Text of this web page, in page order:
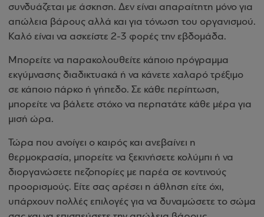
συνδυάζεται με άσκηση. Δεν είναι απαραίτητη μόνο για
απώλεια βάρους αλλά και για τόνωση του οργανισμού.
Καλό είναι να ασκείστε 2-3 φορές την εβδομάδα.
Μπορείτε να παρακολουθείτε κάποιο πρόγραμμα
εκγύμνασης διαδικτυακά ή να κάνετε χαλαρό τρέξιμο
σε κάποιο πάρκο ή γήπεδο. Σε κάθε περίπτωση,
μπορείτε να βάλετε στόχο να περπατάτε κάθε μέρα για
μισή ώρα.
Τώρα που ανοίγει ο καιρός και ανεβαίνει η
θερμοκρασία, μπορείτε να ξεκινήσετε κολύμπι ή να
διοργανώσετε πεζοπορίες με παρέα σε κοντινούς
προορισμούς. Είτε σας αρέσει η άθληση είτε όχι,
υπάρχουν πολλές επιλογές για να δυναμώσετε το σώμα